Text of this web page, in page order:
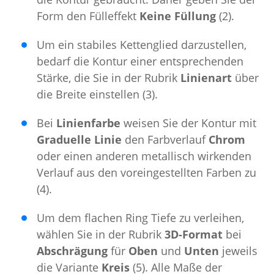
Form den Fülleffekt Keine ­Füllung ­(2).
Um ein stabiles Kettenglied darzustellen,
bedarf die Kontur einer entsprechenden
Stärke, die Sie in der Ru­brik Linienart über
die Breite einstellen (3).
Bei Linienfarbe weisen Sie der Kontur mit
Graduelle­ Linie ­ den Farbverlauf Chrom
oder einen anderen metal­lisch wirkenden
Verlauf aus den voreingestellten Farben zu
(4).
Um dem flachen Ring Tiefe zu verleihen,
wählen Sie in der Rubrik 3D-Format bei
Abschrägung für Oben und Unten jeweils
die Variante Kreis (5). Alle Maße der